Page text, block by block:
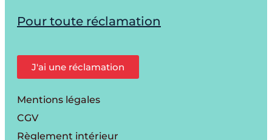
Pour toute réclamation
J'ai une réclamation
Mentions légales
CGV
Règlement intérieur